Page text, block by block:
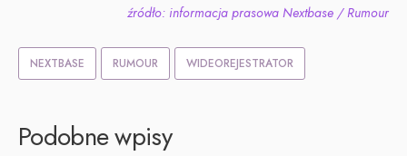
źródło: informacja prasowa Nextbase / Rumour
NEXTBASE RUMOUR WIDEOREJESTRATOR
Podobne wpisy